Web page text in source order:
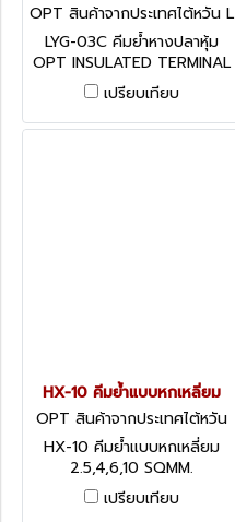
OPT สินค้าจากประเทศไต้หวัน L
YG-03C
LYG-03C คีมย้ำหางปลาหุ้ม
OPT INSULATED TERMINAL
CRIMPING TOOLS
เปรียบเทียบ
HX-10 คีมย้ำแบบหกเหลี่ยม
OPT สินค้าจากประเทศไต้หวัน
HX-10
HX-10 คีมย้ำแบบหกเหลี่ยม
2.5,4,6,10 SQMM.
เปรียบเทียบ